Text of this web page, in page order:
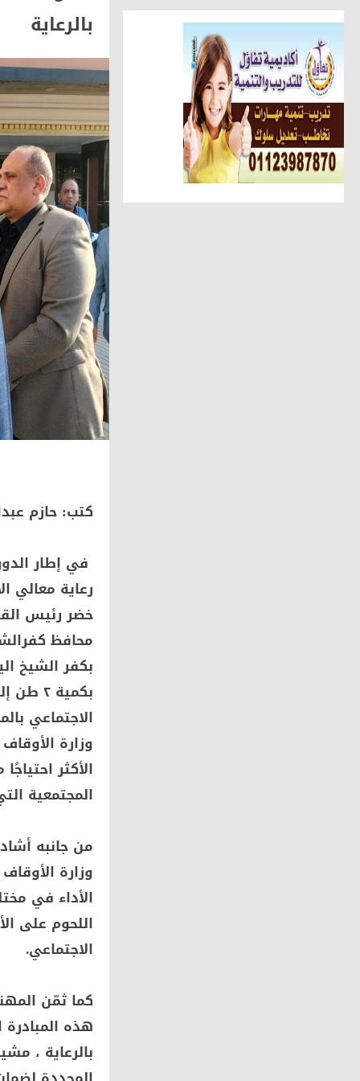
مقالات وكتّاب
سمية مدغرى علوى تكتب..
أخبار الناس
تهنئة الجريدة للاستاذ عبد
أهم الأخبار
الوحدة المحلية بالحامول
حوادث وقضايا
ضبط عاطل وسيدة أثناء
مقالات وكتّاب
عطوة الزقم يكتب.. عبدالهادى
دعاء سكين ... تنضم لشركة صن
بالرعاية
كتب: حازم
في إطار
رعاية معالي
خضر رئيس
محافظ
بكفر الشيخ
الاجتماعي
وزارة
الأكثر
المجتمعية
من جانبه
وزارة
الأداء في
اللحوم على
الاجتماعي.
كما ثمّن
هذه
بالرعاية ،